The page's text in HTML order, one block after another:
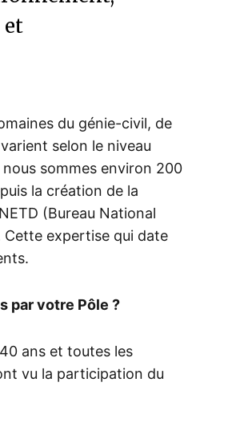
et
du génie-civil, de
selon le niveau
sommes environ 200
la création de la
(Bureau National
Cette expertise qui date
par votre Pôle ?
ans et toutes les
vu la participation du